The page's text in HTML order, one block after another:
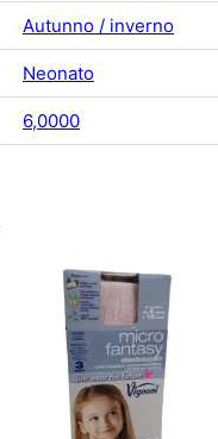
Autunno / inverno
Neonato
6,0000